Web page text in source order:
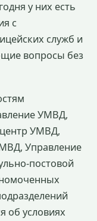
у них есть
с
служб и
вопросы без
УМВД,
УМВД,
Управление
постовой
об условиях